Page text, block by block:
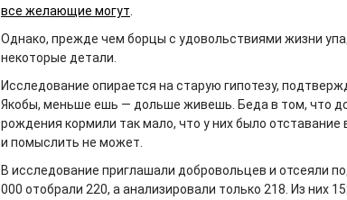
все желающие могут
Однако, прежде чем борцы с удовольствиями жизни
некоторые детали.
Исследование опирается на старую гипотезу,
Якобы, меньше ешь — дольше живешь. Беда в том, что
рождения кормили так мало, что у них было отставание
и помыслить не может.
В исследование приглашали добровольцев и отсеяли
000 отобрали 220, а анализировали только 218. Из них